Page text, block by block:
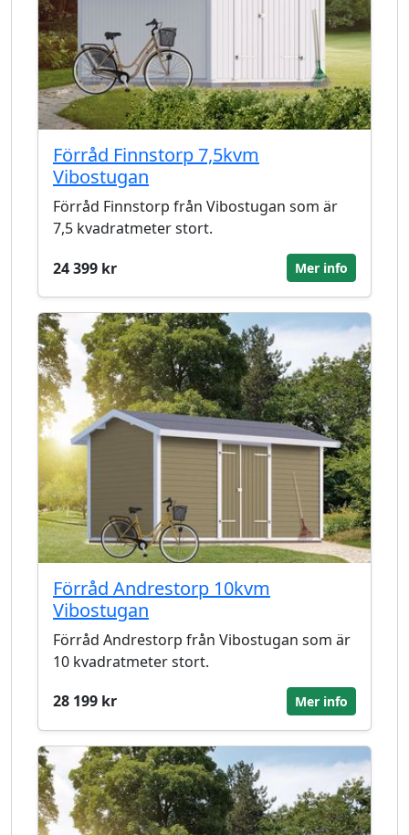
Förråd Finnstorp 7,5kvm
Vibostugan
Förråd Finnstorp från Vibostugan som är
7,5 kvadratmeter stort.
24 399 kr
Mer info
Förråd Andrestorp 10kvm
Vibostugan
Förråd Andrestorp från Vibostugan som är
10 kvadratmeter stort.
28 199 kr
Mer info